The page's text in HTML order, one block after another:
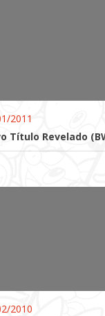
2011
Título Revelado
2010